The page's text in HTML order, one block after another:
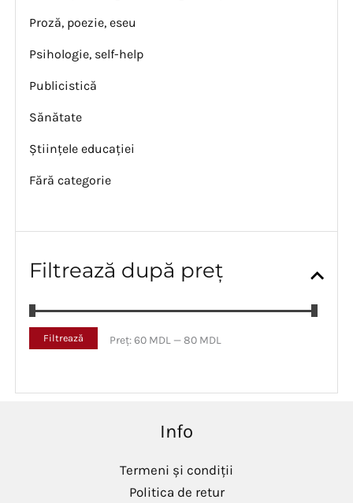
Proză, poezie, eseu
Psihologie, self-help
Publicistică
Sănătate
Științele educației
Fără categorie
Filtrează după preț
m
m
Filtrează Preț:60 MDL —80 MDL
Info
Termeni și condiții
Politica de retur